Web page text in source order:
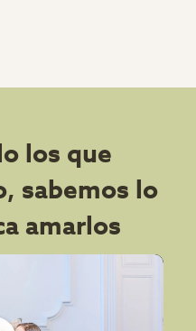
los que
sabemos lo
amarlos